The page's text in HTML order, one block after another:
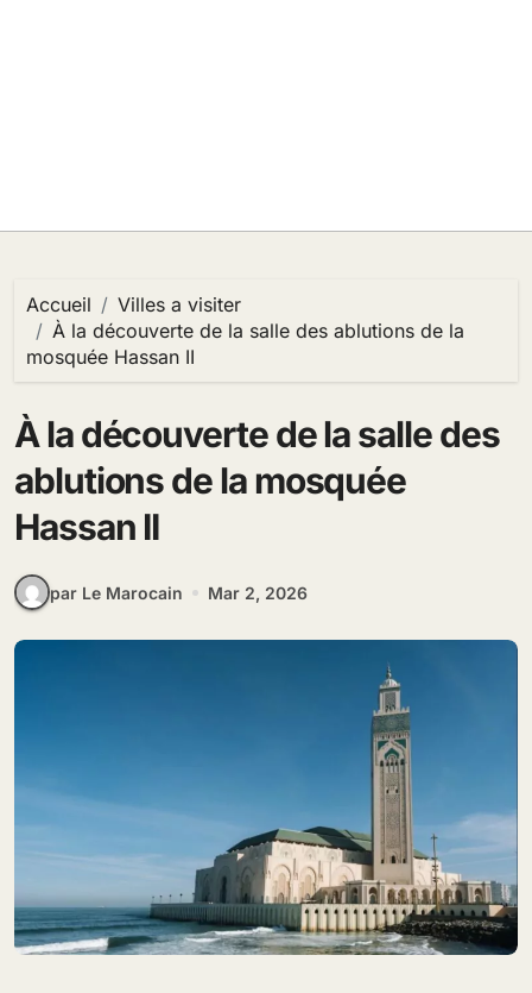
Accueil
Villes a visiter
À la découverte de la salle des ablutions de la
mosquée Hassan II
À la découverte de la salle des
ablutions de la mosquée
Hassan II
par Le Marocain Mar 2, 2026